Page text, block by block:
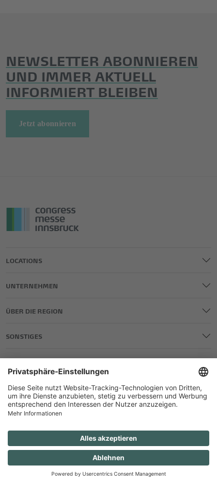
NEWSLETTER ABONNIEREN
UND IMMER AKTUELL
INFORMIERT BLEIBEN
Jetzt abonnieren
LOCATIONS
UNTERNEHMEN
ÜBER DIE REGION
SONSTIGES
IMPRESSUM